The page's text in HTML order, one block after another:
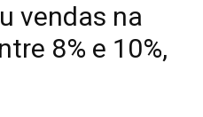
vendas na
8% e 10%,